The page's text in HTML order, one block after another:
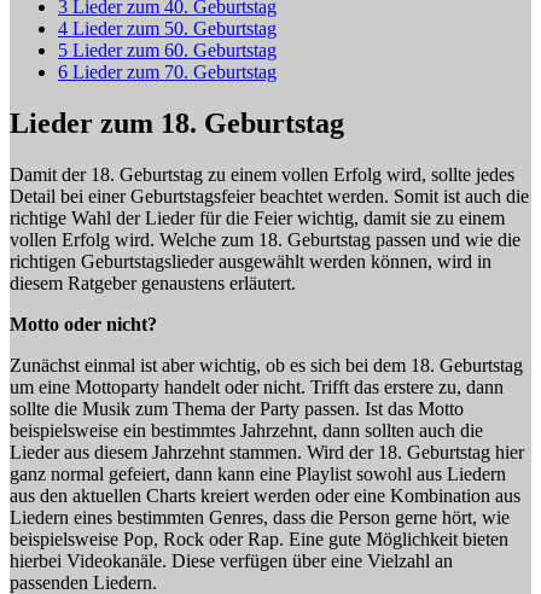
3 Lieder zum 40. Geburtstag
4 Lieder zum 50. Geburtstag
5 Lieder zum 60. Geburtstag
6 Lieder zum 70. Geburtstag
Lieder zum 18. Geburtstag
Damit der 18. Geburtstag zu einem vollen Erfolg wird, sollte jedes
Detail bei einer Geburtstagsfeier beachtet werden. Somit ist auch die
richtige Wahl der Lieder für die Feier wichtig, damit sie zu einem
vollen Erfolg wird. Welche zum 18. Geburtstag passen und wie die
richtigen Geburtstagslieder ausgewählt werden können, wird in
diesem Ratgeber genaustens erläutert.
Motto oder nicht?
Zunächst einmal ist aber wichtig, ob es sich bei dem 18. Geburtstag
um eine Mottoparty handelt oder nicht. Trifft das erstere zu, dann
sollte die Musik zum Thema der Party passen. Ist das Motto
beispielsweise ein bestimmtes Jahrzehnt, dann sollten auch die
Lieder aus diesem Jahrzehnt stammen. Wird der 18. Geburtstag hier
ganz normal gefeiert, dann kann eine Playlist sowohl aus Liedern
aus den aktuellen Charts kreiert werden oder eine Kombination aus
Liedern eines bestimmten Genres, dass die Person gerne hört, wie
beispielsweise Pop, Rock oder Rap. Eine gute Möglichkeit bieten
hierbei Videokanäle. Diese verfügen über eine Vielzahl an
passenden Liedern.